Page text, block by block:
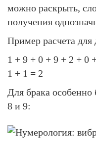
можно раскрыть,
получения
Пример расчета для
1 + 9 + 0 + 9 + 2 +
1 + 1 = 2
Для брака особенно
8 и 9: